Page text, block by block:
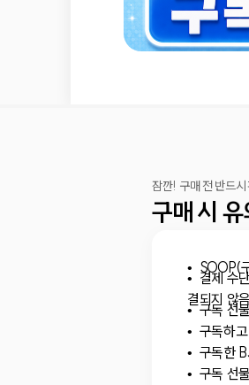
잠깐! 구매 전 반드
구매 시
SOOP(
결제 수
결되지 않
구독 선
구독하
구독한
구독 선